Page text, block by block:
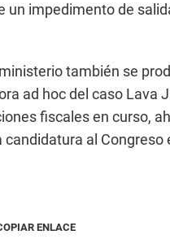
un impedimento de
también se
ad hoc del caso Lava
fiscales en curso,
al
ENLACE